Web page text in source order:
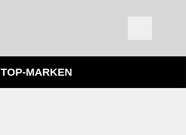
TOP-MARKEN